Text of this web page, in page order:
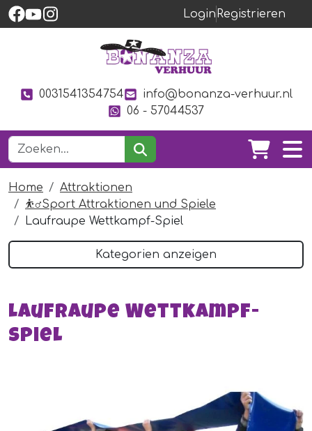
Login Registrieren
0031541354754
info@bonanza-verhuur.nl
06 - 57044537
Home
Attraktionen
⛹️‍♂️Sport Attraktionen und Spiele
Laufraupe Wettkampf-Spiel
Kategorien anzeigen
Laufraupe Wettkampf-
Spiel